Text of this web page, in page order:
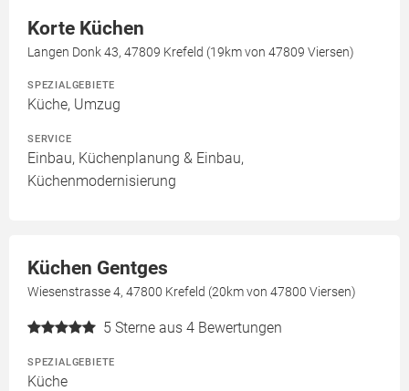
Korte Küchen
Langen Donk 43, 47809 Krefeld (19km von 47809 Viersen)
SPEZIALGEBIETE
Küche, Umzug
SERVICE
Einbau, Küchenplanung & Einbau,
Küchenmodernisierung
Küchen Gentges
Wiesenstrasse 4, 47800 Krefeld (20km von 47800 Viersen)
5 Sterne aus 4 Bewertungen
SPEZIALGEBIETE
Küche